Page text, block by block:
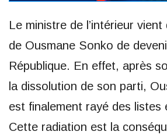
Le ministre de l’intérieur
de Ousmane Sonko de
République. En effet, après
la dissolution de son parti,
est finalement rayé des listes
Cette radiation est la